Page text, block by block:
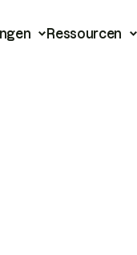
Ressourcen